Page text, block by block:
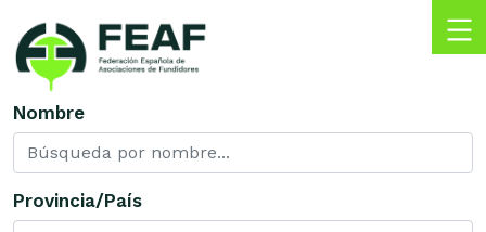
content
FEAF
Federación
Española
de
Asociaciones
de
Fundidores
Nombre
Provincia/País